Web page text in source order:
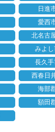
日進
愛西
北名古
みよし
長久手
西春日
海部
額田